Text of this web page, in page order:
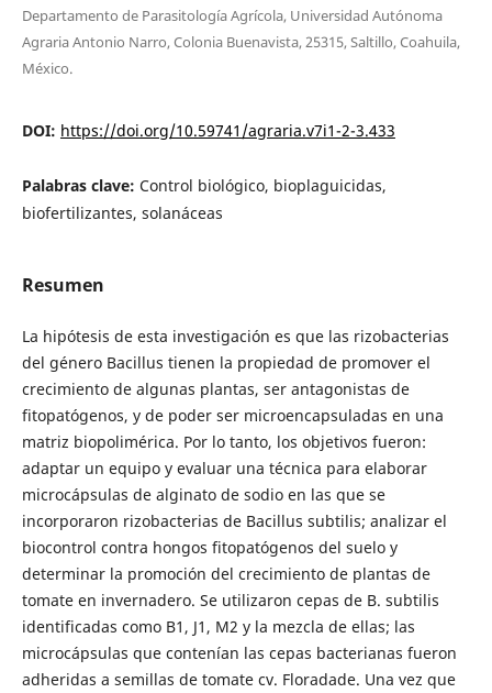
Departamento de Parasitología Agrícola, Universidad Autónoma
Agraria Antonio Narro, Colonia Buenavista, 25315, Saltillo, Coahuila,
México.
DOI: https://doi.org/10.59741/agraria.v7i1-2-3.433
Palabras clave: Control biológico, bioplaguicidas,
biofertilizantes, solanáceas
Resumen
La hipótesis de esta investigación es que las rizobacterias
del género Bacillus tienen la propiedad de promover el
crecimiento de algunas plantas, ser antagonistas de
fitopatógenos, y de poder ser microencapsuladas en una
matriz biopolimérica. Por lo tanto, los objetivos fueron:
adaptar un equipo y evaluar una técnica para elaborar
microcápsulas de alginato de sodio en las que se
incorporaron rizobacterias de Bacillus subtilis; analizar el
biocontrol contra hongos fitopatógenos del suelo y
determinar la promoción del crecimiento de plantas de
tomate en invernadero. Se utilizaron cepas de B. subtilis
identificadas como B1, J1, M2 y la mezcla de ellas; las
microcápsulas que contenían las cepas bacterianas fueron
adheridas a semillas de tomate cv. Floradade. Una vez que